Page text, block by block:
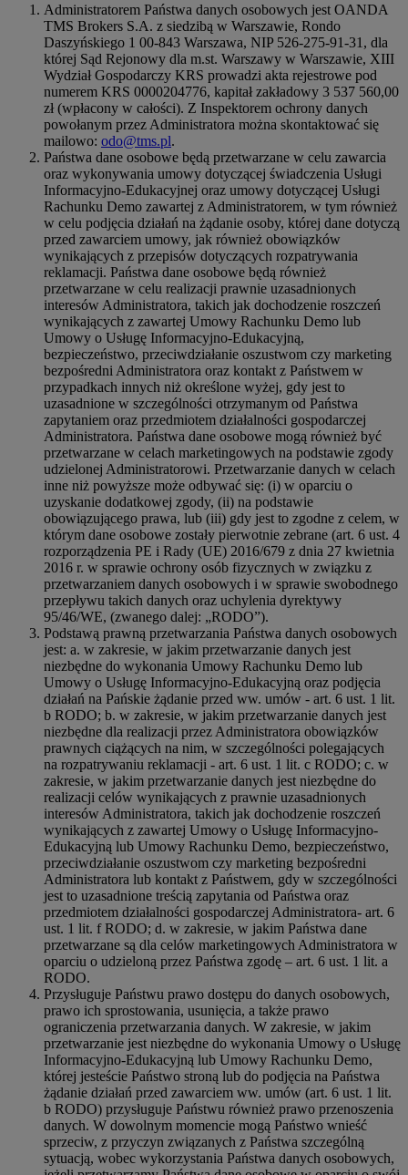
Administratorem Państwa danych osobowych jest OANDA
TMS Brokers S.A. z siedzibą w Warszawie, Rondo
Daszyńskiego 1 00-843 Warszawa, NIP 526-275-91-31, dla
której Sąd Rejonowy dla m.st. Warszawy w Warszawie, XIII
Wydział Gospodarczy KRS prowadzi akta rejestrowe pod
numerem KRS 0000204776, kapitał zakładowy 3 537 560,00
zł (wpłacony w całości). Z Inspektorem ochrony danych
powołanym przez Administratora można skontaktować się
mailowo: odo@tms.pl.
Państwa dane osobowe będą przetwarzane w celu zawarcia
oraz wykonywania umowy dotyczącej świadczenia Usługi
Informacyjno-Edukacyjnej oraz umowy dotyczącej Usługi
Rachunku Demo zawartej z Administratorem, w tym również
w celu podjęcia działań na żądanie osoby, której dane dotyczą
przed zawarciem umowy, jak również obowiązków
wynikających z przepisów dotyczących rozpatrywania
reklamacji. Państwa dane osobowe będą również
przetwarzane w celu realizacji prawnie uzasadnionych
interesów Administratora, takich jak dochodzenie roszczeń
wynikających z zawartej Umowy Rachunku Demo lub
Umowy o Usługę Informacyjno-Edukacyjną,
bezpieczeństwo, przeciwdziałanie oszustwom czy marketing
bezpośredni Administratora oraz kontakt z Państwem w
przypadkach innych niż określone wyżej, gdy jest to
uzasadnione w szczególności otrzymanym od Państwa
zapytaniem oraz przedmiotem działalności gospodarczej
Administratora. Państwa dane osobowe mogą również być
przetwarzane w celach marketingowych na podstawie zgody
udzielonej Administratorowi. Przetwarzanie danych w celach
inne niż powyższe może odbywać się: (i) w oparciu o
uzyskanie dodatkowej zgody, (ii) na podstawie
obowiązującego prawa, lub (iii) gdy jest to zgodne z celem, w
którym dane osobowe zostały pierwotnie zebrane (art. 6 ust. 4
rozporządzenia PE i Rady (UE) 2016/679 z dnia 27 kwietnia
2016 r. w sprawie ochrony osób fizycznych w związku z
przetwarzaniem danych osobowych i w sprawie swobodnego
przepływu takich danych oraz uchylenia dyrektywy
95/46/WE, (zwanego dalej: „RODO”).
Podstawą prawną przetwarzania Państwa danych osobowych
jest: a. w zakresie, w jakim przetwarzanie danych jest
niezbędne do wykonania Umowy Rachunku Demo lub
Umowy o Usługę Informacyjno-Edukacyjną oraz podjęcia
działań na Pańskie żądanie przed ww. umów - art. 6 ust. 1 lit.
b RODO; b. w zakresie, w jakim przetwarzanie danych jest
niezbędne dla realizacji przez Administratora obowiązków
prawnych ciążących na nim, w szczególności polegających
na rozpatrywaniu reklamacji - art. 6 ust. 1 lit. c RODO; c. w
zakresie, w jakim przetwarzanie danych jest niezbędne do
realizacji celów wynikających z prawnie uzasadnionych
interesów Administratora, takich jak dochodzenie roszczeń
wynikających z zawartej Umowy o Usługę Informacyjno-
Edukacyjną lub Umowy Rachunku Demo, bezpieczeństwo,
przeciwdziałanie oszustwom czy marketing bezpośredni
Administratora lub kontakt z Państwem, gdy w szczególności
jest to uzasadnione treścią zapytania od Państwa oraz
przedmiotem działalności gospodarczej Administratora- art. 6
ust. 1 lit. f RODO; d. w zakresie, w jakim Państwa dane
przetwarzane są dla celów marketingowych Administratora w
oparciu o udzieloną przez Państwa zgodę – art. 6 ust. 1 lit. a
RODO.
Przysługuje Państwu prawo dostępu do danych osobowych,
prawo ich sprostowania, usunięcia, a także prawo
ograniczenia przetwarzania danych. W zakresie, w jakim
przetwarzanie jest niezbędne do wykonania Umowy o Usługę
Informacyjno-Edukacyjną lub Umowy Rachunku Demo,
której jesteście Państwo stroną lub do podjęcia na Państwa
żądanie działań przed zawarciem ww. umów (art. 6 ust. 1 lit.
b RODO) przysługuje Państwu również prawo przenoszenia
danych. W dowolnym momencie mogą Państwo wnieść
sprzeciw, z przyczyn związanych z Państwa szczególną
sytuacją, wobec wykorzystania Państwa danych osobowych,